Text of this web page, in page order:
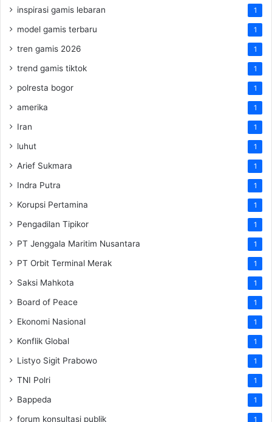
inspirasi gamis lebaran 1
model gamis terbaru 1
tren gamis 2026 1
trend gamis tiktok 1
polresta bogor 1
amerika 1
Iran 1
luhut 1
Arief Sukmara 1
Indra Putra 1
Korupsi Pertamina 1
Pengadilan Tipikor 1
PT Jenggala Maritim Nusantara 1
PT Orbit Terminal Merak 1
Saksi Mahkota 1
Board of Peace 1
Ekonomi Nasional 1
Konflik Global 1
Listyo Sigit Prabowo 1
TNI Polri 1
Bappeda 1
forum konsultasi publik 1